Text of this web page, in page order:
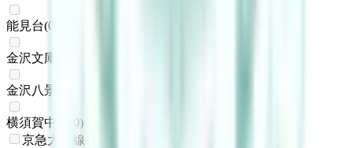
能見台(0
金沢文庫
金沢八景
横須賀中央 0)
京急大師線